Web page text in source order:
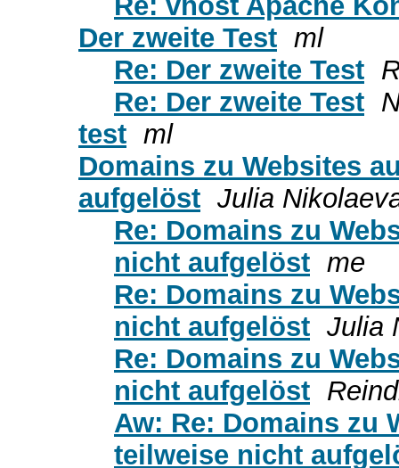
Der zweite Test ml
Re: Der zweite Test
Re: Der zweite Test
test ml
Domains zu Websites
aufgelöst Julia
Re: Domains zu
nicht aufgelöst me
Re: Domains zu
nicht aufgelöst Julia
Re: Domains zu
nicht aufgelöst
Aw: Re: Domains zu
teilweise nicht